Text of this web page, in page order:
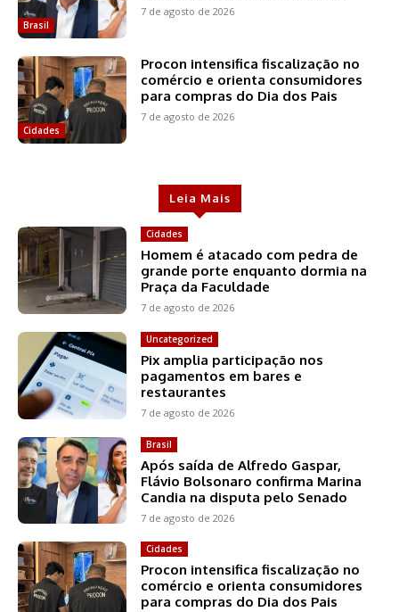
Brasil
7 de agosto de 2026
Cidades
Procon intensifica fiscalização no
comércio e orienta consumidores
para compras do Dia dos Pais
7 de agosto de 2026
Leia Mais
Cidades
Homem é atacado com pedra de
grande porte enquanto dormia na
Praça da Faculdade
7 de agosto de 2026
Uncategorized
Pix amplia participação nos
pagamentos em bares e
restaurantes
7 de agosto de 2026
Brasil
Após saída de Alfredo Gaspar,
Flávio Bolsonaro confirma Marina
Candia na disputa pelo Senado
7 de agosto de 2026
Cidades
Procon intensifica fiscalização no
comércio e orienta consumidores
para compras do Dia dos Pais